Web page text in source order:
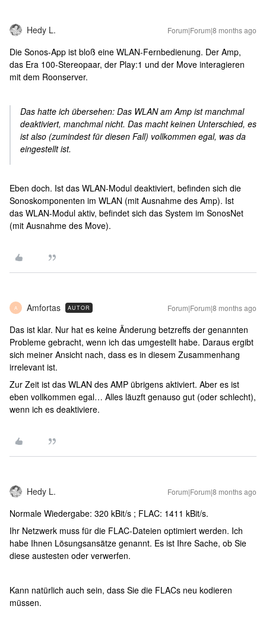
Hedy L. Forum|Forum|8 months ago
Die Sonos-App ist bloß eine WLAN-Fernbedienung. Der Amp,
das Era 100-Stereopaar, der Play:1 und der Move interagieren
mit dem Roonserver.
Das hatte ich übersehen: Das WLAN am Amp ist manchmal
deaktiviert, manchmal nicht. Das macht keinen Unterschied, es
ist also (zumindest für diesen Fall) vollkommen egal, was da
eingestellt ist.
Eben doch. Ist das WLAN-Modul deaktiviert, befinden sich die
Sonoskomponenten im WLAN (mit Ausnahme des Amp). Ist
das WLAN-Modul aktiv, befindet sich das System im SonosNet
(mit Ausnahme des Move).
A Amfortas AUTOR Forum|Forum|8 months ago
Das ist klar. Nur hat es keine Änderung betzreffs der genannten
Probleme gebracht, wenn ich das umgestellt habe. Daraus ergibt
sich meiner Ansicht nach, dass es in diesem Zusammenhang
irrelevant ist.
Zur Zeit ist das WLAN des AMP übrigens aktiviert. Aber es ist
eben vollkommen egal… Alles läuzft genauso gut (oder schlecht),
wenn ich es deaktiviere.
Hedy L. Forum|Forum|8 months ago
Normale Wiedergabe: 320 kBit/s ; FLAC: 1411 kBit/s.
Ihr Netzwerk muss für die FLAC-Dateien optimiert werden. Ich
habe Ihnen Lösungsansätze genannt. Es ist Ihre Sache, ob Sie
diese austesten oder verwerfen.
Kann natürlich auch sein, dass Sie die FLACs neu kodieren
müssen.